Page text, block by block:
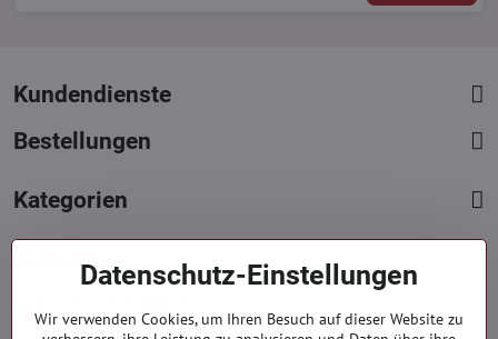
Kundendienste
Bestellungen
Kategorien
Kontakte
Mont. - Freit. : 09:00 - 15:00 hod.
Datenschutz-Einstellungen
Wir verwenden Cookies, um Ihren Besuch auf dieser Website zu